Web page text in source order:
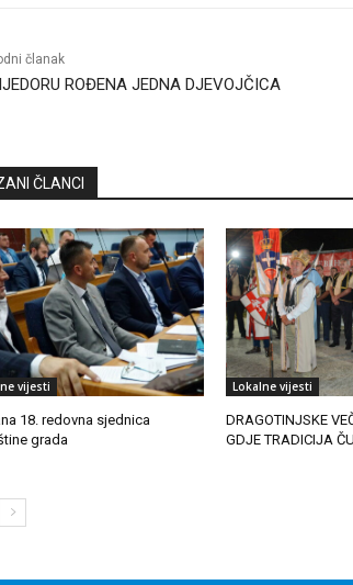
članak
ROĐENA JEDNA DJEVOJČICA
ČLANCI
vijesti
18. redovna sjednica
grada
Lokalne vijesti
DRAGOTINJSKE
GDJE TRADICIJA